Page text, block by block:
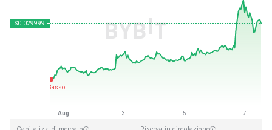
Ultimo aggiornamento: 2026-08-07, 12:22 GMT+0